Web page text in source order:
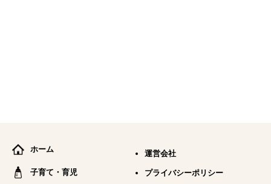
ホーム
子育て・育児
運営会社
プライバシーポリシー